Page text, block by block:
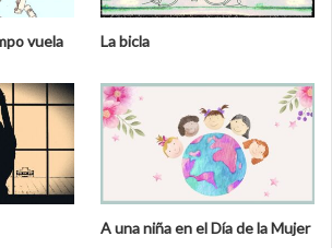
vuela La bicla
A una niña en el Día de la Mujer